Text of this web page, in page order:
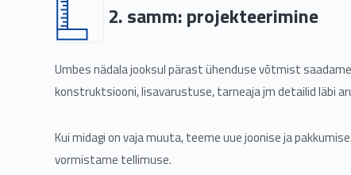
2. samm: projekteerimine
Umbes nädala jooksul pärast ühenduse võtmist
konstruktsiooni, lisavarustuse, tarneaja jm detailid läbi
Kui midagi on vaja muuta, teeme uue joonise ja
vormistame tellimuse.